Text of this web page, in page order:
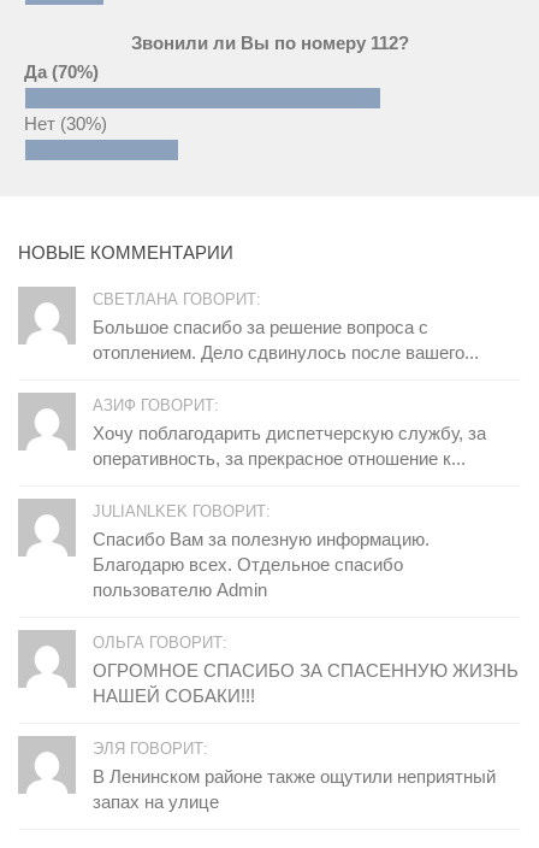
Звонили ли Вы по номеру 112?
Да (70%)
Нет (30%)
НОВЫЕ КОММЕНТАРИИ
СВЕТЛАНА ГОВОРИТ:
Большое спасибо за решение вопроса с
отоплением. Дело сдвинулось после вашего...
АЗИФ ГОВОРИТ:
Хочу поблагодарить диспетчерскую службу, за
оперативность, за прекрасное отношение к...
JULIANLKEK ГОВОРИТ:
Спасибо Вам за полезную информацию.
Благодарю всех. Отдельное спасибо
пользователю Admin
ОЛЬГА ГОВОРИТ:
ОГРОМНОЕ СПАСИБО ЗА СПАСЕННУЮ ЖИЗНЬ
НАШЕЙ СОБАКИ!!!
ЭЛЯ ГОВОРИТ:
В Ленинском районе также ощутили неприятный
запах на улице